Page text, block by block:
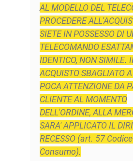
AL MODELLO DEL
PROCEDERE
SIETE IN POSSESSO DI
TELECOMANDO
IDENTICO, NON SIMILE.
ACQUISTO SBAGLIATO
POCA ATTENZIONE DA
CLIENTE AL MOMENTO
DELL'ORDINE, ALLA
SARA' APPLICATO IL
RECESSO (art. 57
Consumo).